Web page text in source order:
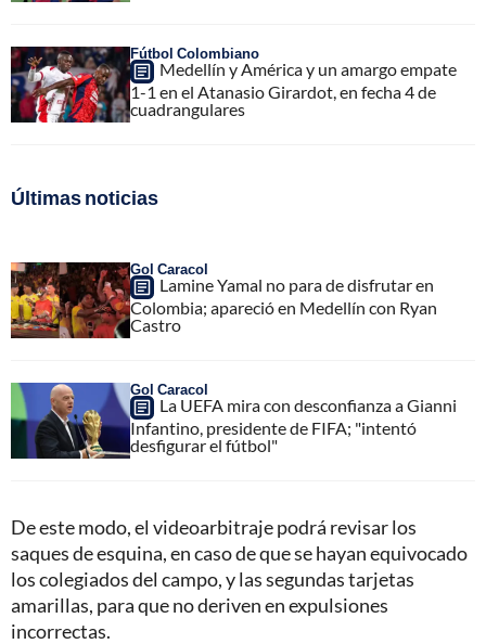
Fútbol Colombiano
Medellín y América y un amargo empate
1-1 en el Atanasio Girardot, en fecha 4 de
cuadrangulares
Últimas noticias
Gol Caracol
Lamine Yamal no para de disfrutar en
Colombia; apareció en Medellín con Ryan
Castro
Gol Caracol
La UEFA mira con desconfianza a Gianni
Infantino, presidente de FIFA; "intentó
desfigurar el fútbol"
De este modo, el videoarbitraje podrá revisar los
saques de esquina, en caso de que se hayan equivocado
los colegiados del campo, y las segundas tarjetas
amarillas, para que no deriven en expulsiones
incorrectas.